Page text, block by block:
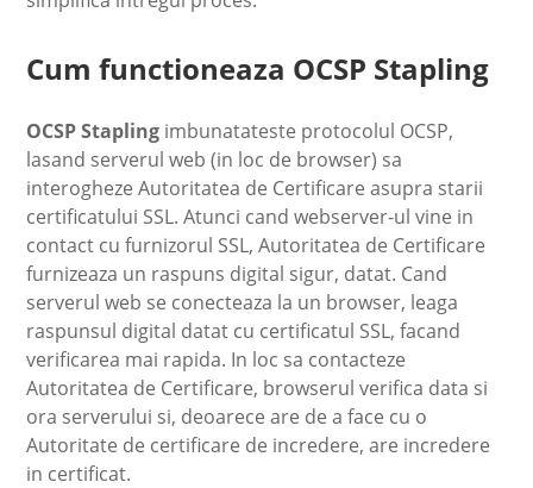
Cum functioneaza OCSP Stapling
OCSP Stapling imbunatateste protocolul OCSP,
lasand serverul web (in loc de browser) sa
interogheze Autoritatea de Certificare asupra starii
certificatului SSL. Atunci cand webserver-ul vine in
contact cu furnizorul SSL, Autoritatea de Certificare
furnizeaza un raspuns digital sigur, datat. Cand
serverul web se conecteaza la un browser, leaga
raspunsul digital datat cu certificatul SSL, facand
verificarea mai rapida. In loc sa contacteze
Autoritatea de Certificare, browserul verifica data si
ora serverului si, deoarece are de a face cu o
Autoritate de certificare de incredere, are incredere
in certificat.